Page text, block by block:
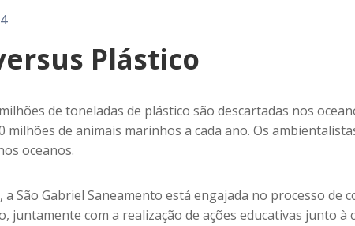
Plástico
de toneladas de plástico são descartadas nos
milhões de animais marinhos a cada ano. Os
oceanos.
a São Gabriel Saneamento está engajada no processo
juntamente com a realização de ações educativas junto à